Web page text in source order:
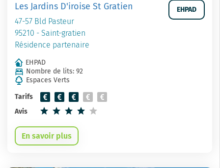
Les Jardins D'iroise St Gratien
47-57 Bld Pasteur
95210 - Saint-gratien
Résidence partenaire
EHPAD
EHPAD
Nombre de lits: 92
Espaces Verts
Tarifs
Avis
En savoir plus